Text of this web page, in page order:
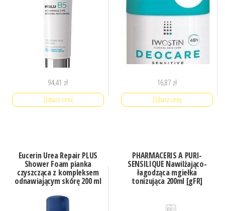
94,41 zł
Zobacz cenę
16,87 zł
Zobacz cenę
Eucerin Urea Repair PLUS
Shower Foam pianka
czyszcząca z kompleksem
odnawiającym skórę 200 ml
PHARMACERIS A PURI-
SENSILIQUE Nawilżająco-
łagodząca mgiełka
tonizująca 200ml [gFR]